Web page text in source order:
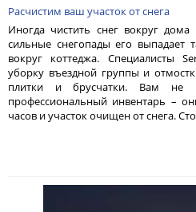
Расчистим ваш участок от снега
Иногда чистить снег вокруг
сильные снегопады его выпадает
вокруг коттеджа. Специалисты
уборку въездной группы и
плитки и брусчатки. Вам не
профессиональный инвентарь –
часов и участок очищен от снега.